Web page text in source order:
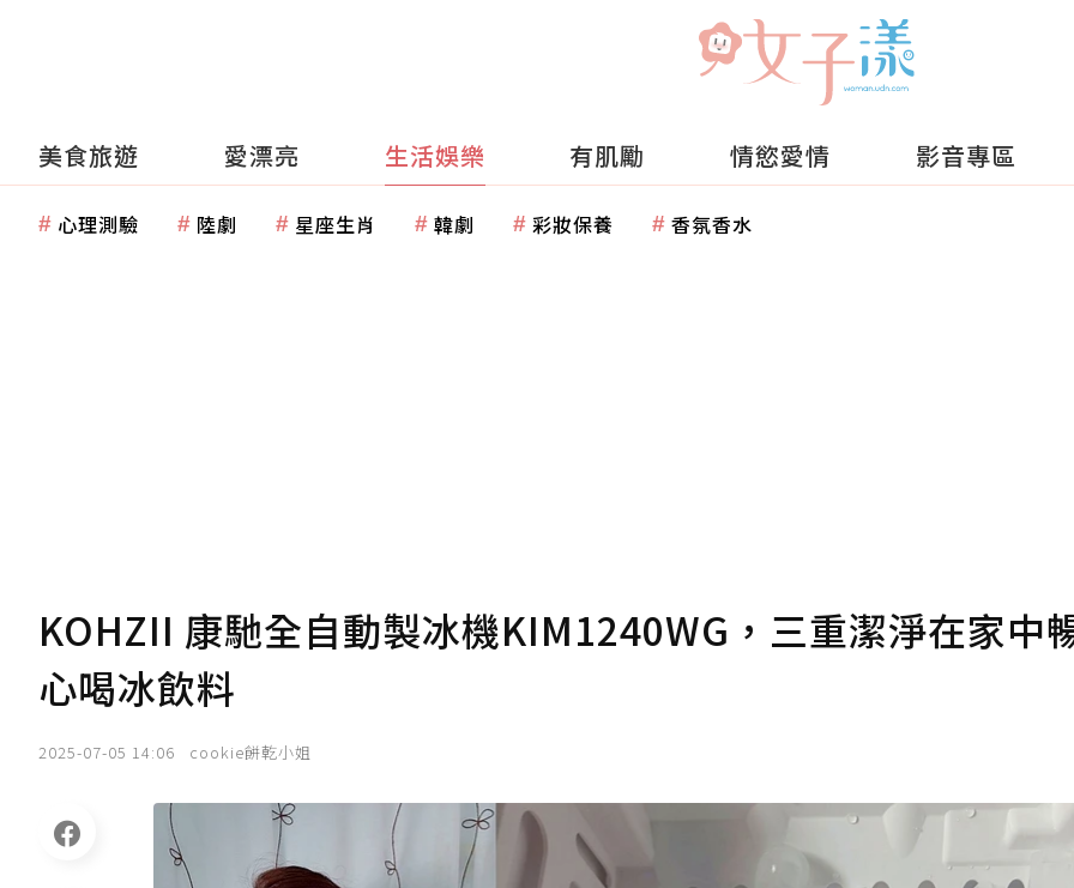
美食旅遊 愛漂亮 生活娛樂 有肌勵 情慾愛情 影音專區
心理測驗 陸劇 星座生肖 韓劇 彩妝保養 香氛香水
KOHZII 康馳全自動製冰機KIM1240WG，三重潔淨在家中
心喝冰飲料
2025-07-05 14:06 cookie餅乾小姐